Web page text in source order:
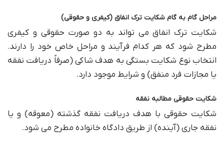
مراحل گام به گام شکایت ترک انفاق (کیفری و حقوقی)
شکایت ترک انفاق می تواند به دو صورت حقوقی و کیفری
مطرح شود که هر کدام فرآیند و مراحل خاص خود را دارند.
انتخاب نوع شکایت بستگی به هدف شاکی (صرفاً دریافت نفقه
یا مجازات فرد منفق) و شرایط موجود دارد.
شکایت حقوقی مطالبه نفقه
شکایت حقوقی با هدف دریافت نفقه گذشته (معوقه) و یا
نفقه جاری (آینده) از طریق دادگاه خانواده مطرح می شود.